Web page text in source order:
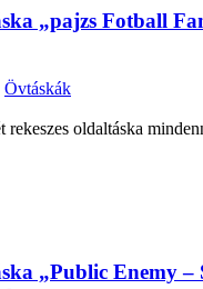
„pajzs Fotball
Övtáskák
oldaltáska
„Public Enemy –